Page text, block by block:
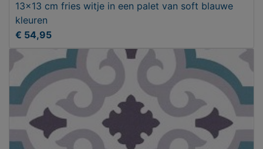
13x13 cm fries witje in een palet van soft blauwe
kleuren
€ 54,95